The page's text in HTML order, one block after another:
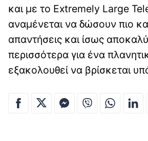
και με το Extremely Large
αναμένεται να δώσουν πιο
απαντήσεις και ίσως
περισσότερα για ένα
εξακολουθεί να βρίσκεται